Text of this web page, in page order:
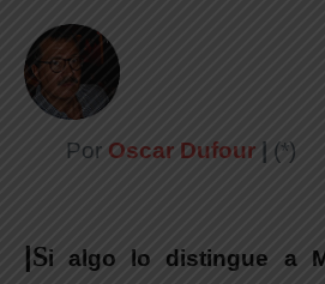
Por Oscar Dufour | (*)
|Si algo lo distingue a